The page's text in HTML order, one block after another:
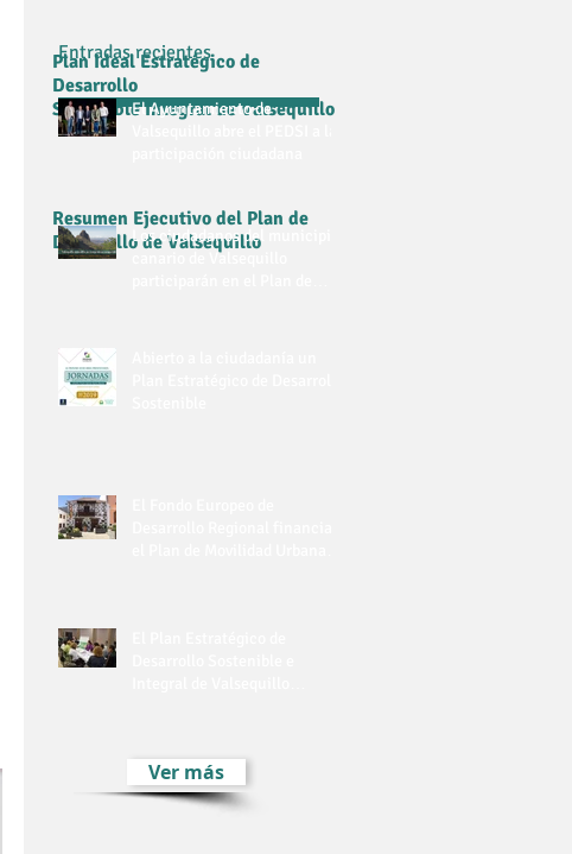
Entradas recientes
Resumen Ejecutivo del Plan de
Desarrollo de Valsequillo
Plan Ideal Estratégico de
Desarrollo
Sostenible Integral de Valsequillo
El Ayuntamiento de
Los ciudadanos del municipio
canario de Valsequillo
Ver más